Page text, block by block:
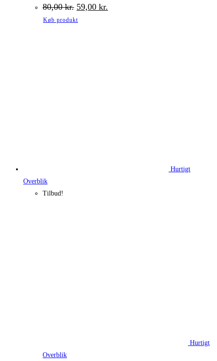
80,00kr. Den
oprindelige
pris
59,00 kr.
Køb produkt
Hurtigt
Overblik
Tilbud!
Hurtigt
Overblik